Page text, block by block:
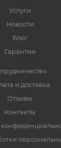
Услуги
Новости
Блог
Гарантии
и доставка
Отзывы
Контакты